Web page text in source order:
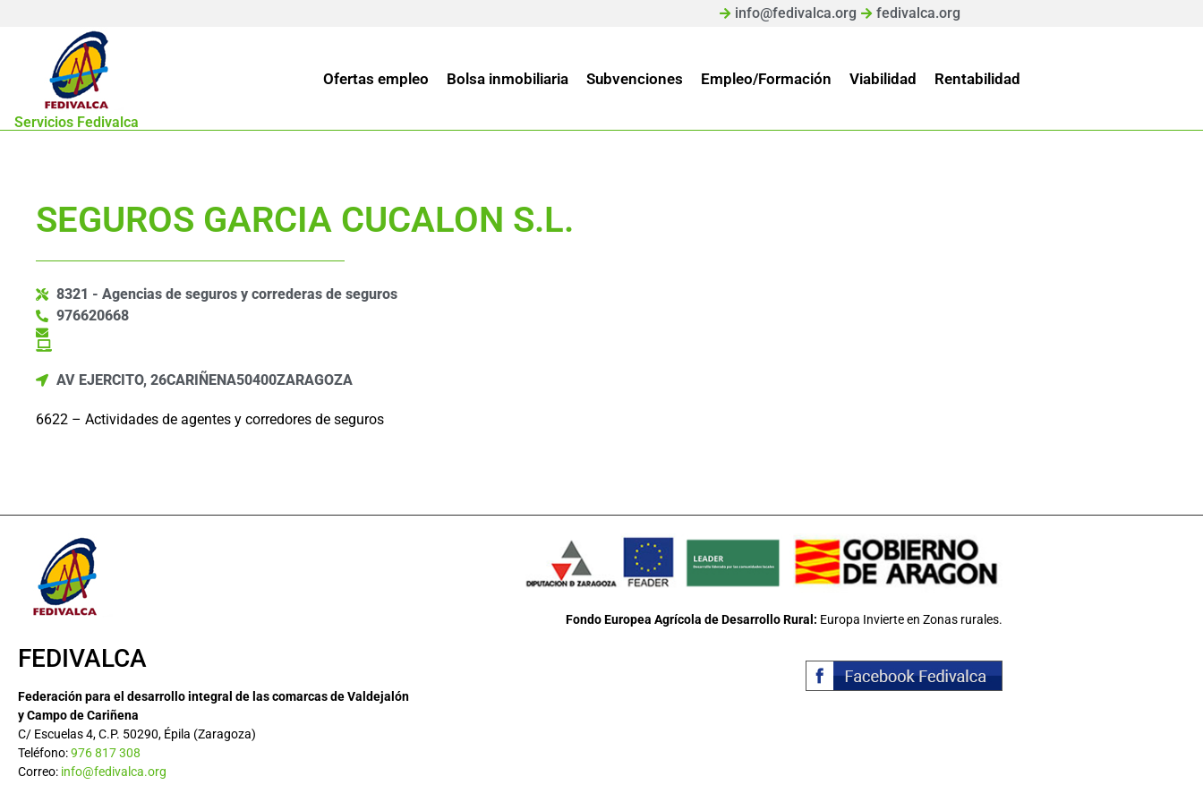
info@fedivalca.org fedivalca.org
Servicios Fedivalca
Ofertas empleo Bolsa inmobiliaria Subvenciones Empleo/Formación Viabilidad Rentabilidad
SEGUROS GARCIA CUCALON S.L.
8321 - Agencias de seguros y correderas de seguros
976620668
AV EJERCITO, 26CARIÑENA50400ZARAGOZA
6622 – Actividades de agentes y corredores de seguros
FEDIVALCA
Federación para el desarrollo integral de las comarcas de Valdejalón
y Campo de Cariñena
C/ Escuelas 4, C.P. 50290, Épila (Zaragoza)
Teléfono:976 817 308
Correo: info@fedivalca.org
Fondo Europea Agrícola de Desarrollo Rural: Europa Invierte en Zonas rurales.